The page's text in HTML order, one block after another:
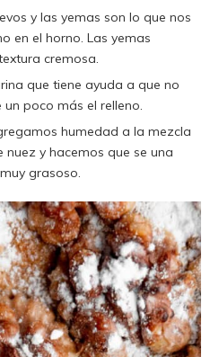
y las yemas son lo que nos
en el horno. Las yemas
cremosa.
que tiene ayuda a que no
poco más el relleno.
humedad a la mezcla
nuez y hacemos que se una
grasoso.